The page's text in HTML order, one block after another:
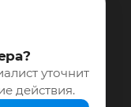
уточнит
действия.